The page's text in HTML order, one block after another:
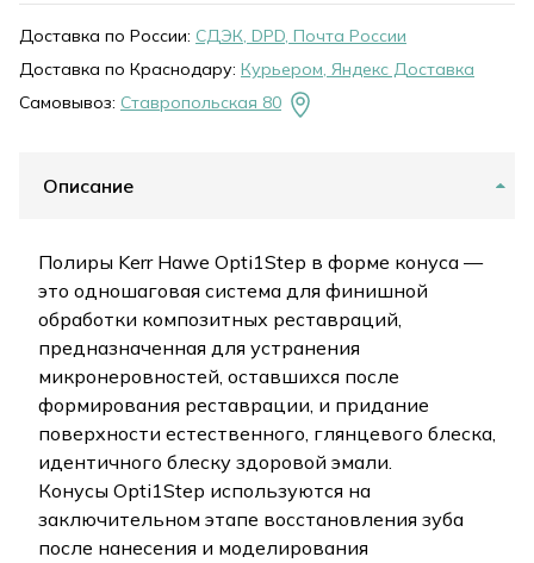
Доставка по России: СДЭК, DPD, Почта России
Доставка по Краснодару: Курьером, Яндекс Доставка
Самовывоз: Ставропольская 80
Описание
Полиры Kerr Hawe Opti1Step в форме конуса —
это одношаговая система для финишной
обработки композитных реставраций,
предназначенная для устранения
микронеровностей, оставшихся после
формирования реставрации, и придание
поверхности естественного, глянцевого блеска,
идентичного блеску здоровой эмали.
Конусы Opti1Step используются на
заключительном этапе восстановления зуба
после нанесения и моделирования